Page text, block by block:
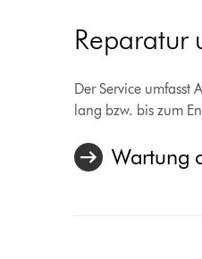
Reparatur
Der Service umfasst
lang bzw. bis zum
Wartung